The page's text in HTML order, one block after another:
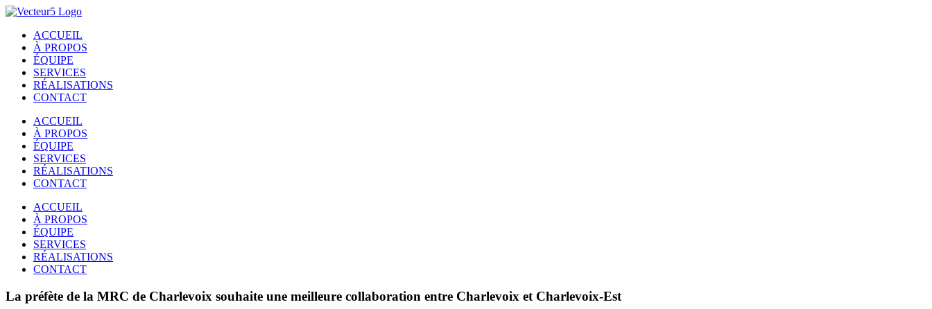
Passer
contenuACCUEIL
À PROPOS
ÉQUIPE
SERVICES
RÉALISATIONS
CONTACT
ACCUEIL
À PROPOS
ÉQUIPE
SERVICES
RÉALISATIONS
CONTACT
ACCUEIL
À PROPOS
ÉQUIPE
SERVICES
RÉALISATIONS
CONTACT
La préfète de la MRC de Charlevoix souhaite une meilleure collaboration entre Charlevoix et Charlevoix-Est